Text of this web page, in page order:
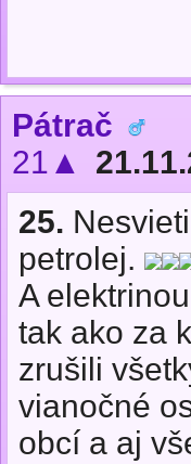
Pátrač
21▲
25.
petrolej.
A
tak ako za
zrušili
vianočné
obcí a aj